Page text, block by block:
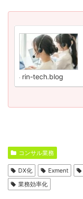
rin-tech.blog
コンサル業務
DX化 Exment
業務効率化